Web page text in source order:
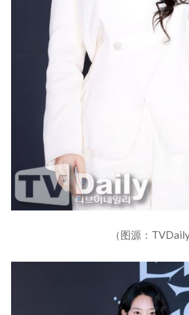
（图源：TVDaily